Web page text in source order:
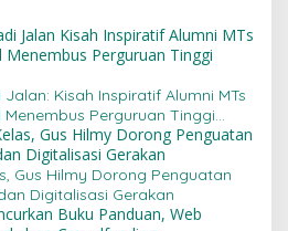
Jalan: Kisah Inspiratif Alumni MTs
Menembus Perguruan Tinggi
Gus Hilmy Dorong Penguatan
Digitalisasi Gerakan